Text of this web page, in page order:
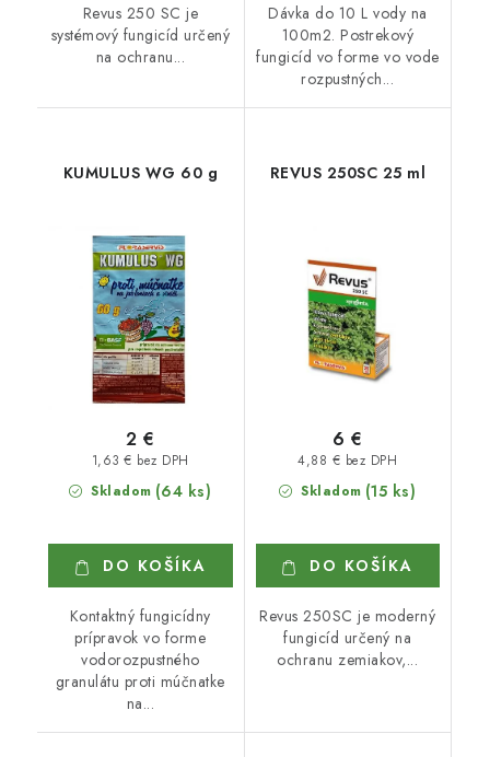
Revus 250 SC je
systémový fungicíd určený
na ochranu...
Dávka do 10 L vody na
100m2. Postrekový
fungicíd vo forme vo vode
rozpustných...
KUMULUS WG 60 g
Skladom (64 ks)
1,63 € bez DPH
2 €
DO KOŠÍKA
Kontaktný fungicídny
prípravok vo forme
vodorozpustného
granulátu proti múčnatke
na...
REVUS 250SC 25 ml
Skladom (15 ks)
4,88 € bez DPH
6 €
DO KOŠÍKA
Revus 250SC je moderný
fungicíd určený na
ochranu zemiakov,...